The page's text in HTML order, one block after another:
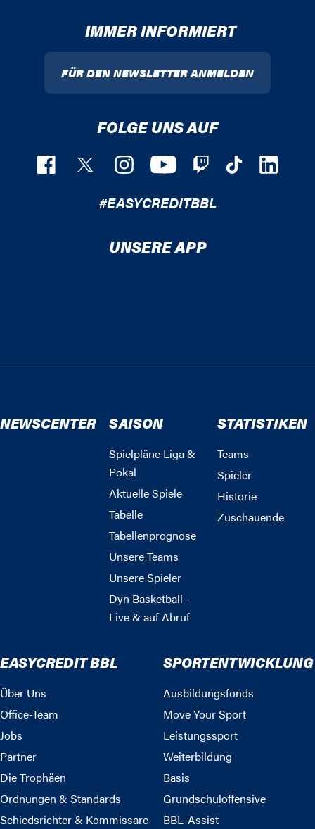
IMMER INFORMIERT
FÜR DEN NEWSLETTER ANMELDEN
FOLGE UNS AUF
#EASYCREDITBBL
UNSERE APP
NEWSCENTER SAISON
Spielpläne Liga &
Pokal
Aktuelle Spiele
Tabelle
Tabellenprognose
Unsere Teams
Unsere Spieler
Dyn Basketball -
Live & auf Abruf
STATISTIKEN
Teams
Spieler
Historie
Zuschauende
EASYCREDIT BBL
Über Uns
Office-Team
Jobs
Partner
Die Trophäen
Ordnungen & Standards
Schiedsrichter & Kommissare
SPORTENTWICKLUNG
Ausbildungsfonds
Move Your Sport
Leistungssport
Weiterbildung
Basis
Grundschuloffensive
BBL-Assist